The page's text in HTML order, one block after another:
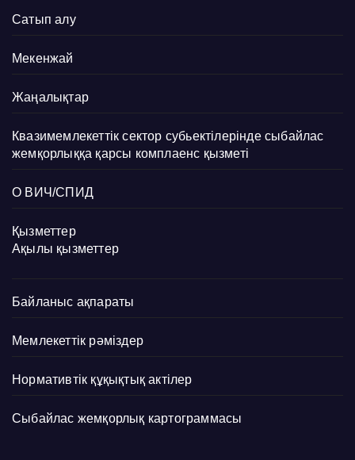
Сатып алу
Мекенжай
Жаңалықтар
Квазимемлекеттік сектор субьектілерінде сыбайлас
жемқорлыққа қарсы комплаенс қызметі
О ВИЧ/СПИД
Қызметтер
Ақылы қызметтер
Байланыс ақпараты
Мемлекеттік рәміздер
Нормативтік құқықтық актілер
Сыбайлас жемқорлық картограммасы